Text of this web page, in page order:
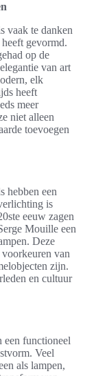
vaak te danken
gevormd.
op de
van art
elk
heeft
meer
niet alleen
toevoegen
hebben een
is
eeuw zagen
Mouille een
Deze
van
zijn.
en cultuur
een functioneel
Veel
als lampen,